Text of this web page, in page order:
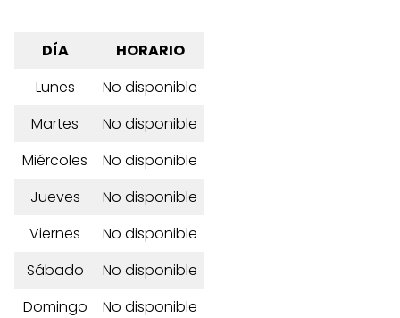
DÍA
HORARIO
Lunes
No disponible
Martes
No disponible
Miércoles
No disponible
Jueves
No disponible
Viernes
No disponible
Sábado
No disponible
Domingo
No disponible